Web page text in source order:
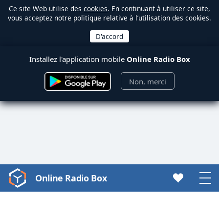
Ce site Web utilise des cookies. En continuant à utiliser ce site,
vous acceptez notre politique relative à l’utilisation des cookies.
Installez l'application mobile Online Radio Box
Non, merci
Video
Player
Online Radio Box